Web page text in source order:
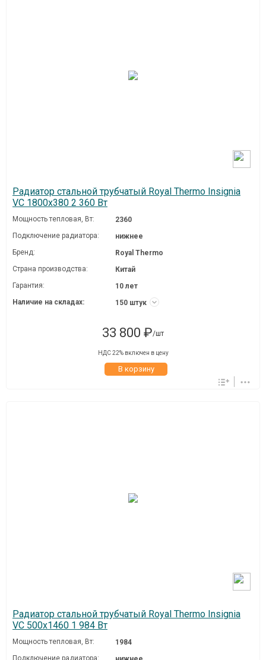
Радиатор стальной трубчатый Royal Thermo Insignia
VC 1800x380 2 360 Вт
Мощность тепловая, Вт:
2360
Подключение радиатора:
нижнее
Бренд:
Royal Thermo
Страна производства:
Китай
Гарантия:
10 лет
Наличие на складах:
150 штук
33 800 ₽/шт
НДС 22% включен в цену
В корзину
Радиатор стальной трубчатый Royal Thermo Insignia
VC 500x1460 1 984 Вт
Мощность тепловая, Вт:
1984
Подключение радиатора: